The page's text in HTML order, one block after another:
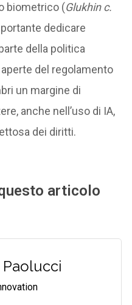
biometrico (Glukhin c.
dedicare
della politica
del regolamento
un margine di
anche nell’uso di IA,
dei diritti.
articolo
Paolucci